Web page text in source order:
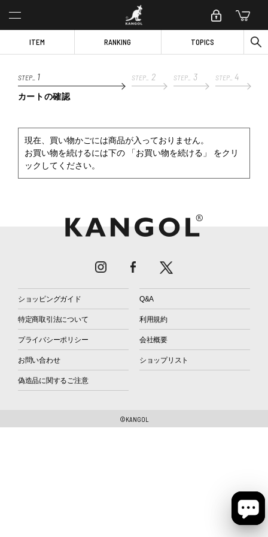
ITEM RANKING TOPICS
STEP_ 1
カートの確認
STEP_ 2 STEP_ 3 STEP_ 4
現在、買い物かごには商品が入っておりません。
お買い物を続けるには下の 「お買い物を続ける」 をクリ
ックしてください。
ショッピングガイド Q&A
特定商取引法について 利用規約
プライバシーポリシー 会社概要
お問い合わせ ショップリスト
偽造品に関するご注意
©KANGOL